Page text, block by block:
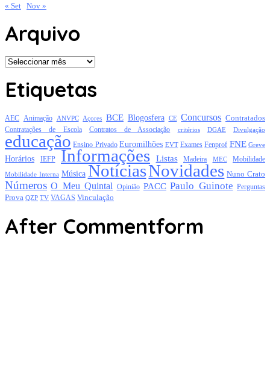
« Set Nov »
Arquivo
Arquivo
Etiquetas
AEC Animação ANVPC Açores BCE Blogosfera CE Concursos Contratados
Contratações de Escola Contratos de Associação critérios DGAE Divulgação
educação Ensino Privado Euromilhões EVT Exames Fenprof FNE Greve
Horários IEFP Informações Listas Madeira MEC Mobilidade
Mobilidade Interna Música NotíciasNovidades Nuno Crato
Números O Meu Quintal Opinião PACC Paulo Guinote Perguntas
Prova QZP TV VAGAS Vinculação
After Commentform